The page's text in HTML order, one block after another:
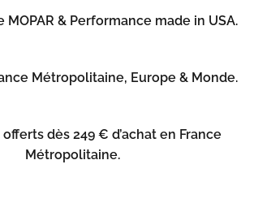
MOPAR & Performance made in USA.
Métropolitaine, Europe & Monde.
dès 249 € d’achat en France
Métropolitaine.